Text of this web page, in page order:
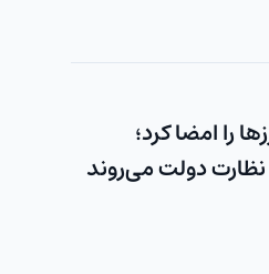
را امضا کرد؛
دولت می‌روند